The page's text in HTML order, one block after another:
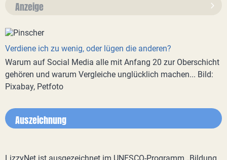
Anzeige
Verdiene ich zu wenig, oder lügen die anderen?
Warum auf Social Media alle mit Anfang 20 zur Oberschicht
gehören und warum Vergleiche unglücklich machen... Bild:
Pixabay, Petfoto
Auszeichnung